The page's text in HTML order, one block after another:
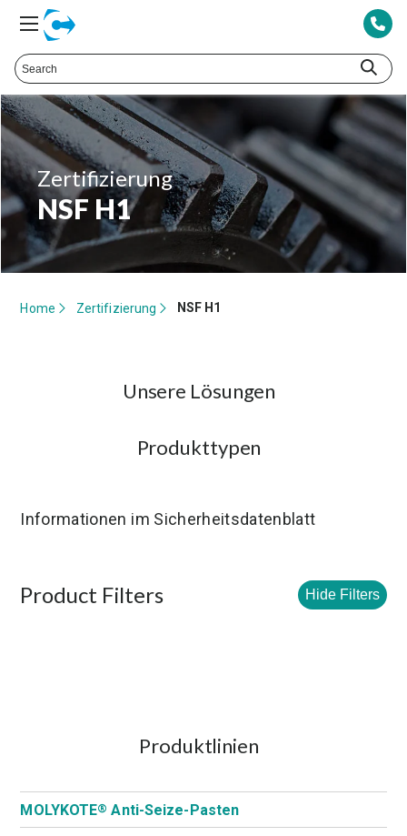
Zertifizierung
NSF H1
Home Zertifizierung NSF H1
Unsere Lösungen
Produkttypen
Informationen im Sicherheitsdatenblatt
Product Filters Hide Filters
Produktlinien
MOLYKOTE® Anti-Seize-Pasten